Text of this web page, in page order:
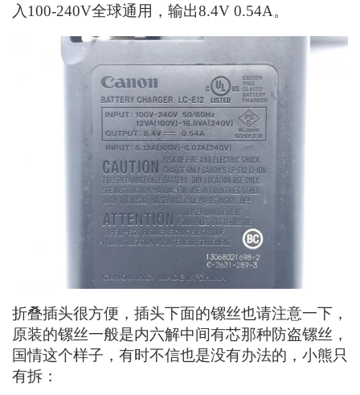
入100-240V全球通用，输出8.4V 0.54A。
折叠插头很方便，插头下面的镙丝也请注意一下，
原装的镙丝一般是内六解中间有芯那种防盗镙丝，
国情这个样子，有时不信也是没有办法的，小熊只
有拆：